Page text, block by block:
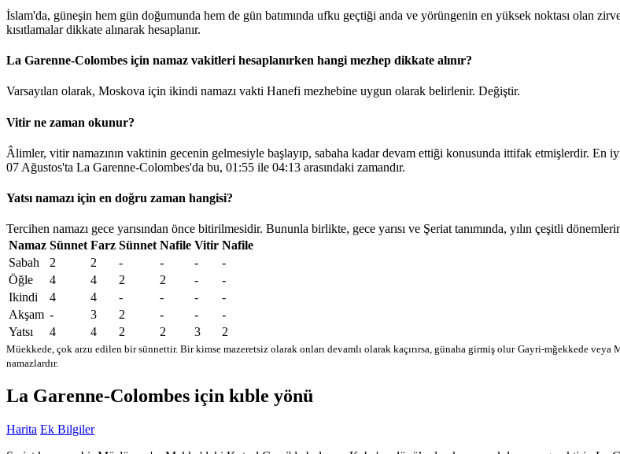
İslam'da, güneşin hem gün doğumunda hem de gün batımında ufku geçtiği anda ve yörüngenin en yüksek noktası olan
kısıtlamalar dikkate alınarak hesaplanır.
La Garenne-Colombes için namaz vakitleri hesaplanırken hangi mezhep dikkate alınır?
Varsayılan olarak, Moskova için ikindi namazı vakti Hanefi mezhebine uygun olarak belirlenir. Değiştir.
Vitir ne zaman okunur?
Âlimler, vitir namazının vaktinin gecenin gelmesiyle başlayıp, sabaha kadar devam ettiği konusunda ittifak etmişlerdir. En
07 Ağustos'ta La Garenne-Colombes'da bu, 01:55 ile 04:13 arasındaki zamandır.
Yatsı namazı için en doğru zaman hangisi?
Tercihen namazı gece yarısından önce bitirilmesidir. Bununla birlikte, gece yarısı ve Şeriat tanımında, yılın çeşitli
Namaz Sünnet Farz Sünnet Nafile Vitir Nafile
Sabah
2 2 - - -
-
Öğle
4 4 2 2 -
-
Ikindi
4 4 - - -
-
Akşam - 3 2 - -
-
Yatsı
4 4 2 2 3 2
Müekkede, çok arzu edilen bir sünnettir. Bir kimse mazeretsiz olarak onları devamlı olarak kaçırırsa, günaha girmiş olur Gayri-mğekkede veya
namazlardır.
La Garenne-Colombes için kıble yönü
Harita Ek Bilgiler